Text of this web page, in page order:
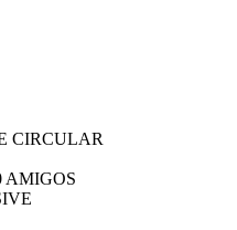
CIRCULAR
AMIGOS